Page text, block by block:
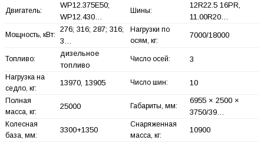
Двигатель:
WP12.375E50;
WP12.430…
Шины:
12R22.5 16PR,
11.00R20…
Мощность, кВт:
276; 316; 287; 316;
3…
Нагрузки по
осям, кг:
7000/18000
Топливо:
дизельное
топливо
Число осей: 3
Нагрузка на
седло, кг:
13970, 13905 Число шин: 10
Полная
масса, кг:
25000 Габариты, мм:
6955 × 2500 ×
3750/39…
Колесная
база, мм:
3300+1350
Снаряженная
масса, кг:
10900